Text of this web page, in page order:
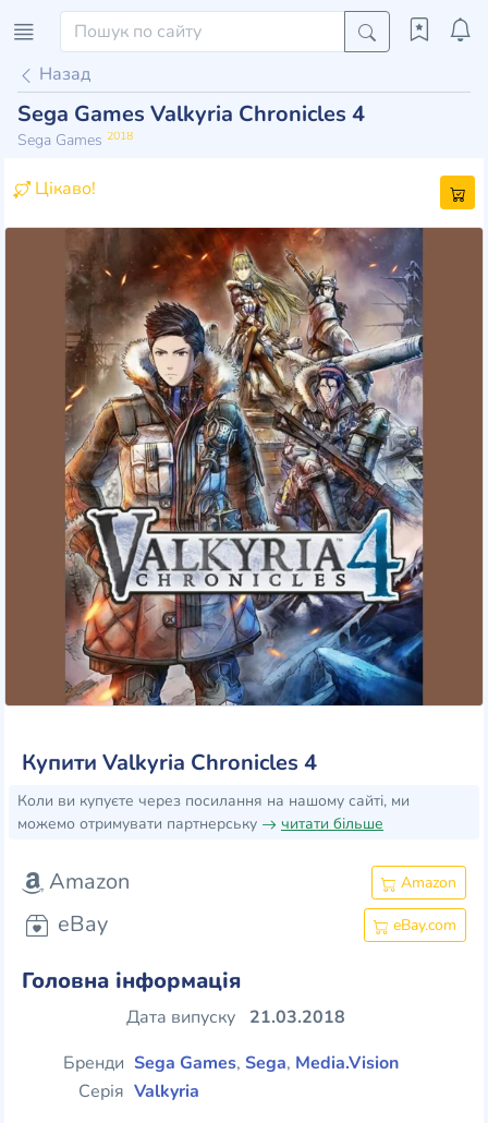
Назад
Sega Games Valkyria Chronicles 4
Sega Games 2018
Цікаво!
Купити Valkyria Chronicles 4
Коли ви купуєте через посилання на нашому сайті, ми
можемо отримувати партнерську
читати більше
Amazon Amazon
eBay eBay.com
Головна інформація
Дата випуску
21.03.2018
Бренди Sega Games, Sega, Media.Vision
Серія Valkyria